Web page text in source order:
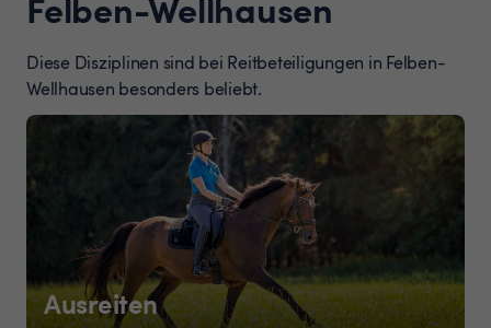
Diese Disziplinen sind bei Reitbeteiligungen in Felben-
Wellhausen besonders beliebt.
Ausreiten